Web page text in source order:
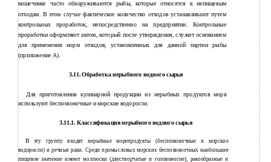
кишечнике часто обнаруживаются рыбы, которые относятся к непищевым
отходам. В этом случае фактическое количество отходов устанавливают путем
контрольных проработок, непосредственно на предприятии. Контрольные
проработки оформляют актом, который после утверждения, служит основанием
для применения норм отходов, установленных для данной партии рыбы
(приложение А).
3.11. Обработка нерыбного водного сырья
Для приготовления кулинарной продукции из нерыбных продуктов моря
используют беспозвоночные и морские водоросли.
3.11.1. Классификация нерыбного водного сырья
В
эту группу входят нерыбные морепродукты (беспозвоночные и морские
водоросли) и речные раки. Среди промысловых морских беспозвоночных наибольшее
пищевое значение имеют моллюски (двустворчатые и головоногие), ракообразные и